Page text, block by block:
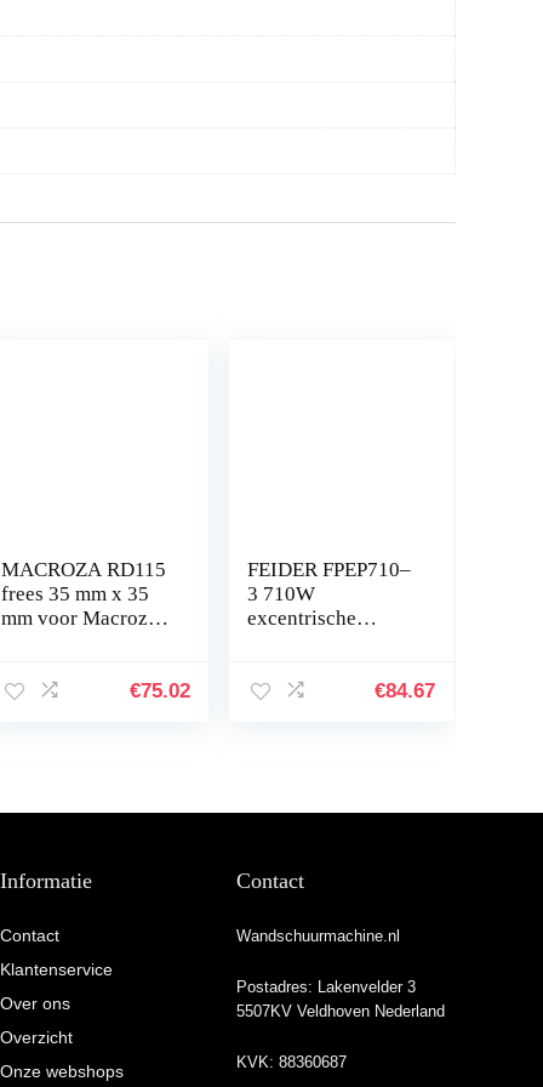
MACROZA RD115
frees 35 mm x 35
mm voor Macroza
€75.02
FEIDER FPEP710–
3 710W
excentrische
, 6 standen, 1500-
€84.67
Informatie
Contact
Klantenservice
Over ons
Overzicht
Onze webshops
Contact
Wandschuurmachine.nl
Postadres: Lakenvelder 3
5507KV Veldhoven Nederland
KVK: 88360687